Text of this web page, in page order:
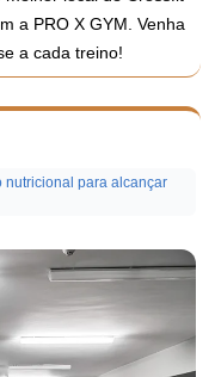
a PRO X GYM. Venha
a cada treino!
nutricional para alcançar